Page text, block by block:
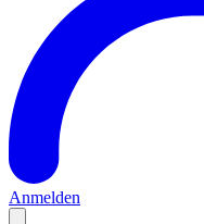
Anmelden